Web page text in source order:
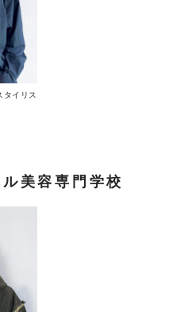
タイリス
美容専門学校